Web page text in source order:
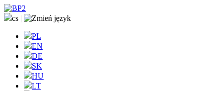
cs |
PL
EN
DE
SK
HU
LT